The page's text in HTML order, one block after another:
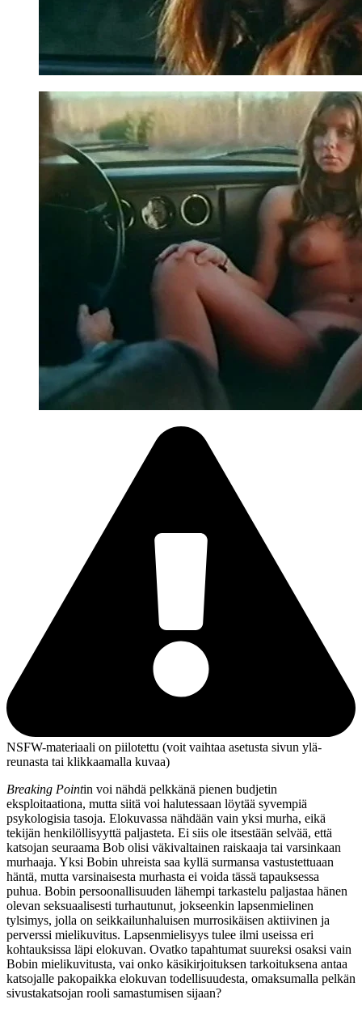
NSFW-materiaali on piilotettu (voit vaihtaa asetusta sivun ylä­
reunasta tai klikkaamalla kuvaa)
Breaking Pointin voi nähdä pelkkänä pienen budjetin
eksploitaationa, mutta siitä voi halutessaan löytää syvempiä
psykologisia tasoja. Elokuvassa nähdään vain yksi murha, eikä
tekijän henkilöllisyyttä paljasteta. Ei siis ole itsestään selvää, että
katsojan seuraama Bob olisi väkivaltainen raiskaaja tai varsinkaan
murhaaja. Yksi Bobin uhreista saa kyllä surmansa vastustettuaan
häntä, mutta varsinaisesta murhasta ei voida tässä tapauksessa
puhua. Bobin persoonallisuuden lähempi tarkastelu paljastaa hänen
olevan seksuaalisesti turhautunut, jokseenkin lapsenmielinen
tylsimys, jolla on seikkailunhaluisen murrosikäisen aktiivinen ja
perverssi mielikuvitus. Lapsenmielisyys tulee ilmi useissa eri
kohtauksissa läpi elokuvan. Ovatko tapahtumat suureksi osaksi vain
Bobin mielikuvitusta, vai onko käsikirjoituksen tarkoituksena antaa
katsojalle pakopaikka elokuvan todellisuudesta, omaksumalla pelkän
sivustakatsojan rooli samastumisen sijaan?